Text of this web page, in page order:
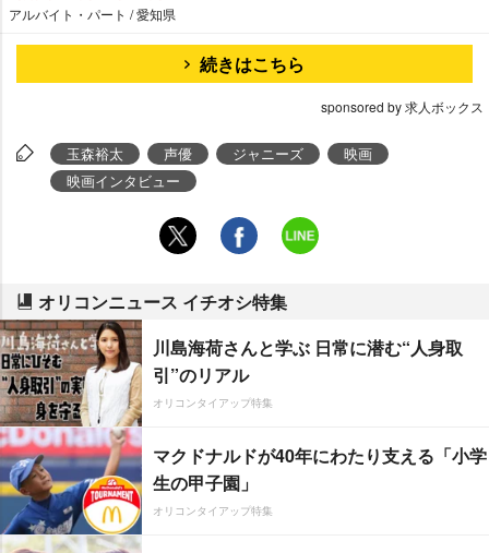
アルバイト・パート / 愛知県
続きはこちら
sponsored by 求人ボックス
玉森裕太 声優 ジャニーズ
映画
映画インタビュー
オリコンニュース イチオシ特集
川島海荷さんと学ぶ 日常に潜む“人身取
引”のリアル
オリコンタイアップ特集
マクドナルドが40年にわたり支える「小学
生の甲子園」
オリコンタイアップ特集